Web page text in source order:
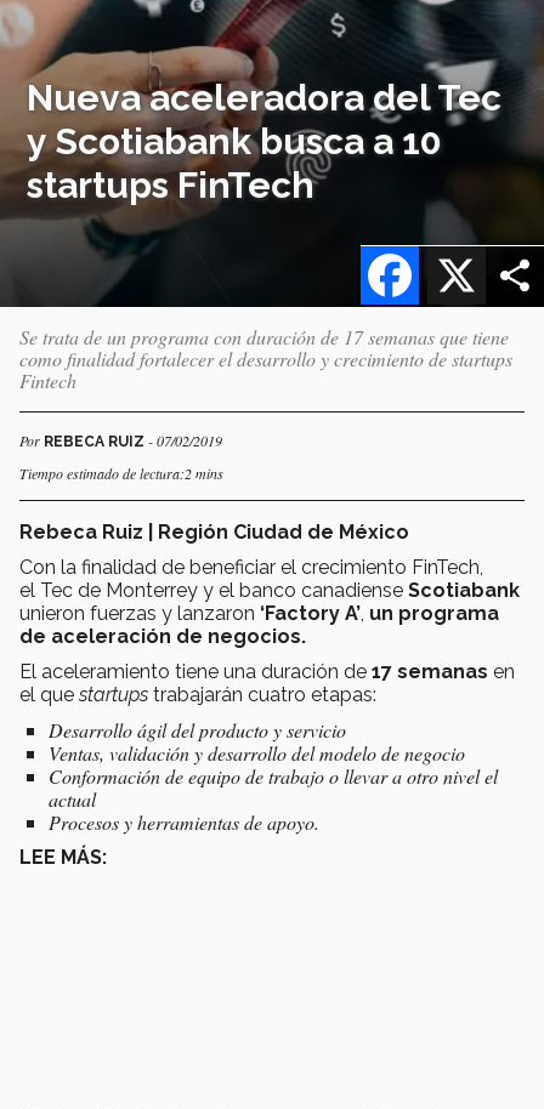
Nueva aceleradora del Tec
y Scotiabank busca a 10
startups FinTech
X
Facebook
Se trata de un programa con duración de 17 semanas que tiene
como finalidad fortalecer el desarrollo y crecimiento de startups
Fintech
Por REBECA RUIZ - 07/02/2019
Tiempo estimado de lectura:2 mins
Rebeca Ruiz | Región Ciudad de México
Con la finalidad de beneficiar el crecimiento FinTech,
el Tec de Monterrey y el banco canadiense Scotiabank
unieron fuerzas y lanzaron ‘Factory A’ un programa
de aceleración de negocios.
El aceleramiento tiene una duración de 17 semanas en
el questartups trabajarán cuatro etapas:
Desarrollo ágil del producto y servicio
Ventas, validación y desarrollo del modelo de negocio
Conformación de equipo de trabajo o llevar a otro nivel el
actual
Procesos y herramientas de apoyo.
LEE MÁS: